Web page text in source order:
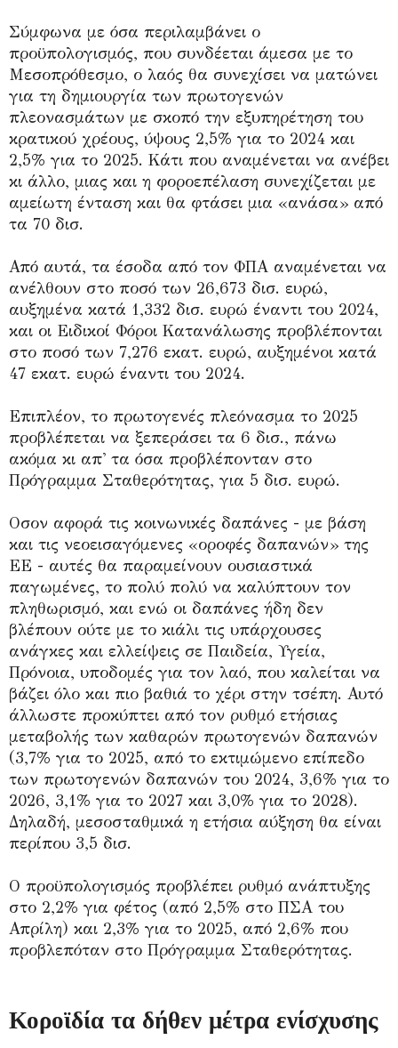
Σύμφωνα με όσα περιλαμβάνει ο
προϋπολογισμός, που συνδέεται άμεσα με το
Μεσοπρόθεσμο, ο λαός θα συνεχίσει να ματώνει
για τη δημιουργία των πρωτογενών
πλεονασμάτων με σκοπό την εξυπηρέτηση του
κρατικού χρέους, ύψους 2,5% για το 2024 και
2,5% για το 2025. Κάτι που αναμένεται να ανέβει
κι άλλο, μιας και η φοροεπέλαση συνεχίζεται με
αμείωτη ένταση και θα φτάσει μια «ανάσα» από
τα 70 δισ.
Από αυτά, τα έσοδα από τον ΦΠΑ αναμένεται να
ανέλθουν στο ποσό των 26,673 δισ. ευρώ,
αυξημένα κατά 1,332 δισ. ευρώ έναντι του 2024,
και οι Ειδικοί Φόροι Κατανάλωσης προβλέπονται
στο ποσό των 7,276 εκατ. ευρώ, αυξημένοι κατά
47 εκατ. ευρώ έναντι του 2024.
Επιπλέον, το πρωτογενές πλεόνασμα το 2025
προβλέπεται να ξεπεράσει τα 6 δισ., πάνω
ακόμα κι απ' τα όσα προβλέπονταν στο
Πρόγραμμα Σταθερότητας, για 5 δισ. ευρώ.
Οσον αφορά τις κοινωνικές δαπάνες - με βάση
και τις νεοεισαγόμενες «οροφές δαπανών» της
ΕΕ - αυτές θα παραμείνουν ουσιαστικά
παγωμένες, το πολύ πολύ να καλύπτουν τον
πληθωρισμό, και ενώ οι δαπάνες ήδη δεν
βλέπουν ούτε με το κιάλι τις υπάρχουσες
ανάγκες και ελλείψεις σε Παιδεία, Υγεία,
Πρόνοια, υποδομές για τον λαό, που καλείται να
βάζει όλο και πιο βαθιά το χέρι στην τσέπη. Αυτό
άλλωστε προκύπτει από τον ρυθμό ετήσιας
μεταβολής των καθαρών πρωτογενών δαπανών
(3,7% για το 2025, από το εκτιμώμενο επίπεδο
των πρωτογενών δαπανών του 2024, 3,6% για το
2026, 3,1% για το 2027 και 3,0% για το 2028).
Δηλαδή, μεσοσταθμικά η ετήσια αύξηση θα είναι
περίπου 3,5 δισ.
Ο προϋπολογισμός προβλέπει ρυθμό ανάπτυξης
στο 2,2% για φέτος (από 2,5% στο ΠΣΑ του
Απρίλη) και 2,3% για το 2025, από 2,6% που
προβλεπόταν στο Πρόγραμμα Σταθερότητας.
Κοροϊδία τα δήθεν μέτρα ενίσχυσης